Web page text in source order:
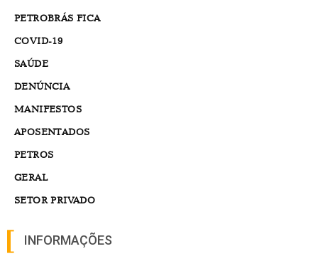
PETROBRÁS FICA
COVID-19
SAÚDE
DENÚNCIA
MANIFESTOS
APOSENTADOS
PETROS
GERAL
SETOR PRIVADO
INFORMAÇÕES